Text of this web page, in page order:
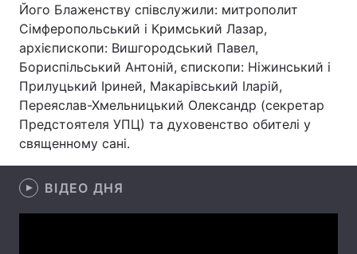
Головна Війна
Україна Політика
Економіка
Спорт
Техно і зв'язок
Його Блаженству співслужили: митрополит
Сімферопольський і Кримський Лазар,
архієпископи: Вишгородський Павел,
Бориспільський Антоній, єпископи: Ніжинський і
Прилуцький Іриней, Макарівський Іларій,
Переяслав-Хмельницький Олександр (секретар
Предстоятеля УПЦ) та духовенство обителі у
священному сані.
ВІДЕО ДНЯ